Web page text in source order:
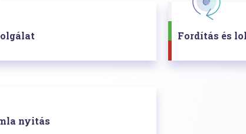
Fordítás és
nyitás